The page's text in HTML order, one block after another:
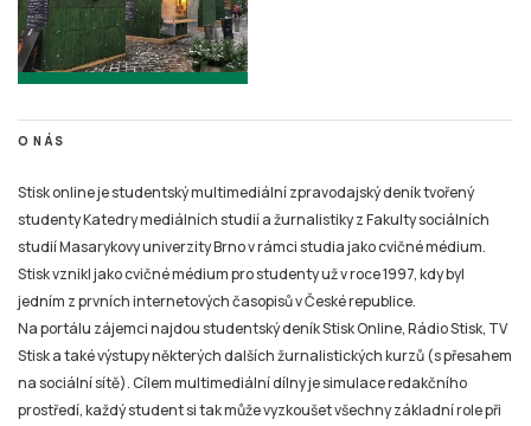
O NÁS
Stisk online je studentský multimediální zpravodajský deník tvořený
studenty Katedry mediálních studií a žurnalistiky z Fakulty sociálních
studií Masarykovy univerzity Brno v rámci studia jako cvičné médium.
Stisk vznikl jako cvičné médium pro studenty už v roce 1997, kdy byl
jedním z prvních internetových časopisů v České republice.
Na portálu zájemci najdou studentský deník Stisk Online, Rádio Stisk, TV
Stisk a také výstupy některých dalších žurnalistických kurzů (s přesahem
na sociální sítě). Cílem multimediální dílny je simulace redakčního
prostředí, každý student si tak může vyzkoušet všechny základní role při